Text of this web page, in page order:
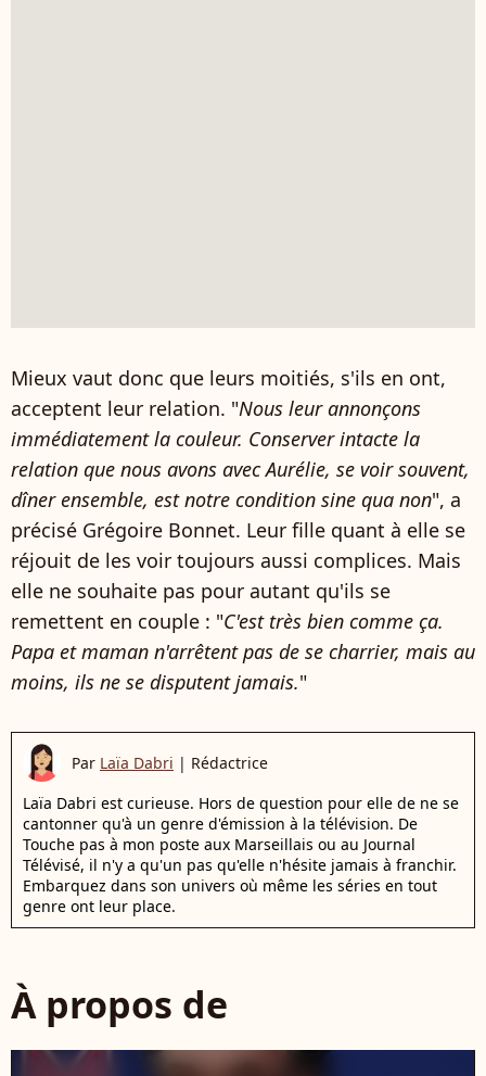
Mieux vaut donc que leurs moitiés, s'ils en ont,
acceptent leur relation. "Nous leur annonçons
immédiatement la couleur. Conserver intacte la
relation que nous avons avec Aurélie, se voir souvent,
dîner ensemble, est notre condition sine qua non", a
précisé Grégoire Bonnet. Leur fille quant à elle se
réjouit de les voir toujours aussi complices. Mais
elle ne souhaite pas pour autant qu'ils se
remettent en couple : "C'est très bien comme ça.
Papa et maman n'arrêtent pas de se charrier, mais au
moins, ils ne se disputent jamais."
Par Laïa Dabri | Rédactrice
Laïa Dabri est curieuse. Hors de question pour elle de ne se
cantonner qu'à un genre d'émission à la télévision. De
Touche pas à mon poste aux Marseillais ou au Journal
Télévisé, il n'y a qu'un pas qu'elle n'hésite jamais à franchir.
Embarquez dans son univers où même les séries en tout
genre ont leur place.
À propos de